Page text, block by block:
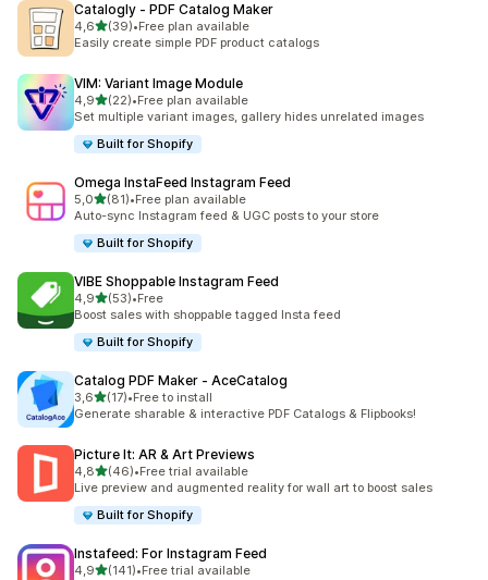
Catalogly ‑ PDF Catalog Maker
4,65 yıldız üzerinden
(39)
toplam 39 değerlendirme
•Free plan available
Easily create simple PDF product catalogs
VIM: Variant Image Module
4,95 yıldız üzerinden
(22)
toplam 22 değerlendirme
•Free plan available
Set multiple variant images, gallery hides unrelated images
Built for Shopify
Omega InstaFeed Instagram Feed
5,05 yıldız üzerinden
(81)
toplam 81 değerlendirme
•Free plan available
Auto-sync Instagram feed & UGC posts to your store
Built for Shopify
VIBE Shoppable Instagram Feed
4,95 yıldız üzerinden
(53)
toplam 53 değerlendirme
•Free
Boost sales with shoppable tagged Insta feed
Built for Shopify
Catalog PDF Maker ‑ AceCatalog
3,65 yıldız üzerinden
(17)
toplam 17 değerlendirme
•Free to install
Generate sharable & interactive PDF Catalogs & Flipbooks!
Picture It: AR & Art Previews
4,85 yıldız üzerinden
(46)
toplam 46 değerlendirme
•Free trial available
Live preview and augmented reality for wall art to boost sales
Built for Shopify
Instafeed: For Instagram Feed
4,95 yıldız üzerinden
(141)
toplam 141 değerlendirme
•Free trial available